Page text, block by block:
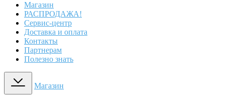
Магазин
РАСПРОДАЖА!
Сервис-центр
Доставка и оплата
Контакты
Партнерам
Полезно знать
Магазин